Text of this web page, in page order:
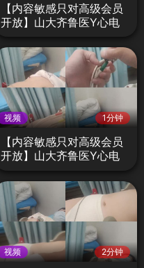
【内容敏感只对高级会员
开放】山大齐鲁医Y心电
视频 1分钟
【内容敏感只对高级会员
开放】山大齐鲁医Y心电
视频 2分钟